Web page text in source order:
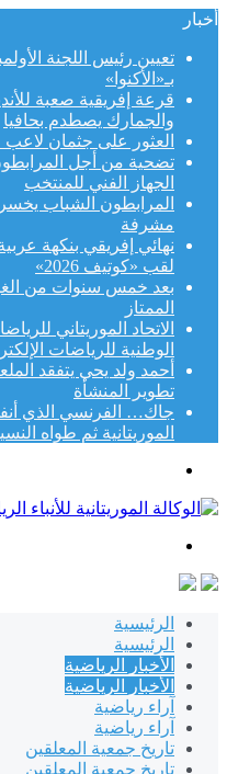
أخبار
تعيين رئيس اللجنة
بـ«الأكنوا»
قرعة إفريقية صعبة
والجمارك يصطدم بحافيا
العثور على جثمان
تضحية من أجل
الجهاز الفني للمنتخب
المرابطون الشباب
مشرفة
نهائي إفريقي بنكهة
لقب «كوتيف 2026»
بعد خمس سنوات من
الممتاز
الاتحاد الموريتاني
الوطنية للرياضات
أحمد ولد يحي يتفقد
تطوير المنشأة
جاك… الفرنسي الذي
الموريتانية ثم طواه
الرئيسية
الرئيسية
الأخبار الرياضية
الأخبار الرياضية
آراء رياضية
آراء رياضية
تاريخ جمعية المعلقين
تاريخ جمعية المعلقين